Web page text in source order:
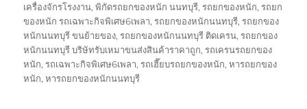
เครื่องจักรโรงงาน,พิกัดรถยกของหนัก นนทบุรี,รถยกของหนัก,รถยก
ของหนัก รถเฉพาะกิจพิเศษ6เพลา,รถยกของหนักนนทบุรี,รถยกของ
หนักนนทบุรี ขนย้ายของ,รถยกของหนักนนทบุรี ติดเครน,รถยกของ
หนักนนทบุรี บริษัทรับเหมาขนส่งสินค้าราคาถูก,รถเครนรถยกของ
หนัก,รถเฉพาะกิจพิเศษ6เพลา,รถเฮี๊ยบรถยกของหนัก,หารถยกของ
หนัก,หารถยกของหนักนนทบุรี